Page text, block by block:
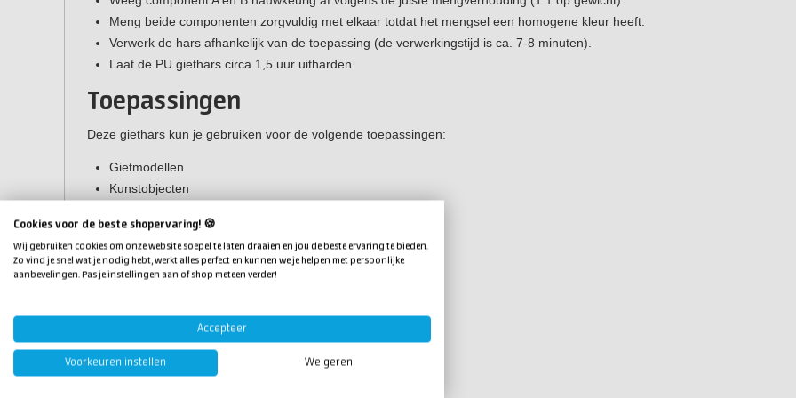
Meng beide componenten zorgvuldig met elkaar totdat het mengsel een homogene kleur heeft.
Verwerk de hars afhankelijk van de toepassing (de verwerkingstijd is ca. 7-8 minuten).
Laat de PU giethars circa 1,5 uur uitharden.
Toepassingen
Deze giethars kun je gebruiken voor de volgende toepassingen:
Gietmodellen
Kunstobjecten
Visaas
Kernkasten
Negatieven
Controlemodellen
Freesproefstukken voor prototypen
Cookies voor de beste shopervaring! 🍪
Wij gebruiken cookies om onze website soepel te laten draaien en jou de beste ervaring te bieden.
Zo vind je snel wat je nodig hebt, werkt alles perfect en kunnen we je helpen met persoonlijke
aanbevelingen. Pas je instellingen aan of shop meteen verder!
Accepteer
Voorkeuren instellen Weigeren